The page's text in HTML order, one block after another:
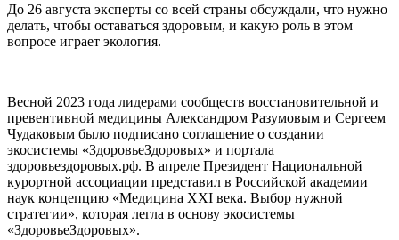
До 26 августа эксперты со всей страны обсуждали, что нужно
делать, чтобы оставаться здоровым, и какую роль в этом
вопросе играет экология.
Весной 2023 года лидерами сообществ восстановительной и
превентивной медицины Александром Разумовым и Сергеем
Чудаковым было подписано соглашение о создании
экосистемы «ЗдоровьеЗдоровых» и портала
здоровьездоровых.рф. В апреле Президент Национальной
курортной ассоциации представил в Российской академии
наук концепцию «Медицина XXI века. Выбор нужной
стратегии», которая легла в основу экосистемы
«ЗдоровьеЗдоровых».